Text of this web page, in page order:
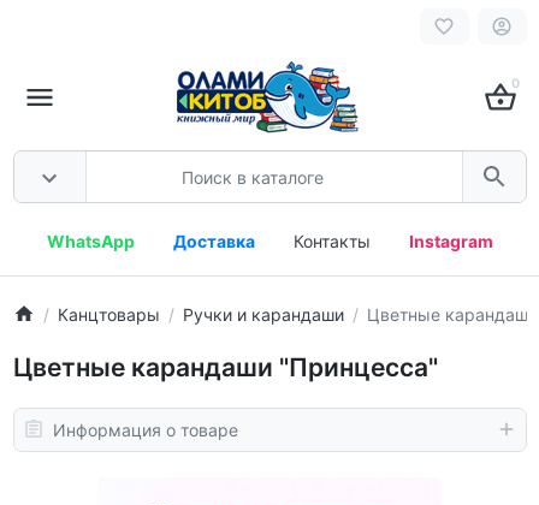
0
WhatsApp Доставка Контакты Instagram
Канцтовары Ручки и карандаши Цветные
Цветные карандаши "Принцесса"
Информация о товаре